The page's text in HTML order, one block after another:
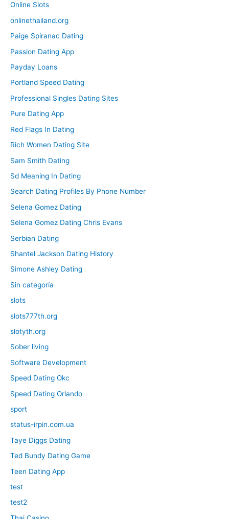
Online Slots
onlinethailand.org
Paige Spiranac Dating
Passion Dating App
Payday Loans
Portland Speed Dating
Professional Singles Dating Sites
Pure Dating App
Red Flags In Dating
Rich Women Dating Site
Sam Smith Dating
Sd Meaning In Dating
Search Dating Profiles By Phone Number
Selena Gomez Dating
Selena Gomez Dating Chris Evans
Serbian Dating
Shantel Jackson Dating History
Simone Ashley Dating
Sin categoría
slots
slots777th.org
slotyth.org
Sober living
Software Development
Speed Dating Okc
Speed Dating Orlando
sport
status-irpin.com.ua
Taye Diggs Dating
Ted Bundy Dating Game
Teen Dating App
test
test2